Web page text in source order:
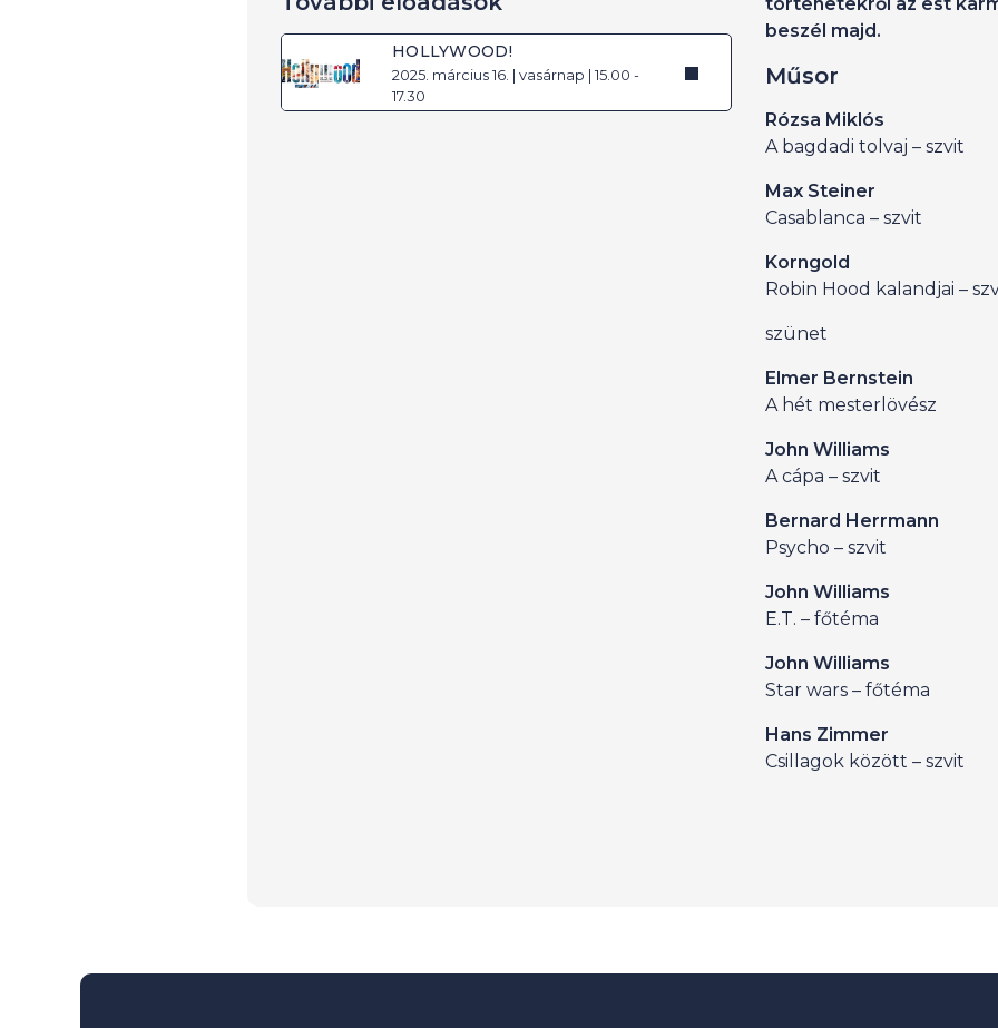
HOLLYWOOD!
2025. március 16. | vasárnap | 15.00 -
17.30
beszél majd.
Műsor
Rózsa Miklós
A bagdadi tolvaj – szvit
Max Steiner
Casablanca – szvit
Korngold
Robin Hood kalandjai –
szünet
Elmer Bernstein
A hét mesterlövész
John Williams
A cápa – szvit
Bernard Herrmann
Psycho – szvit
John Williams
E.T. – főtéma
John Williams
Star wars – főtéma
Hans Zimmer
Csillagok között – szvit